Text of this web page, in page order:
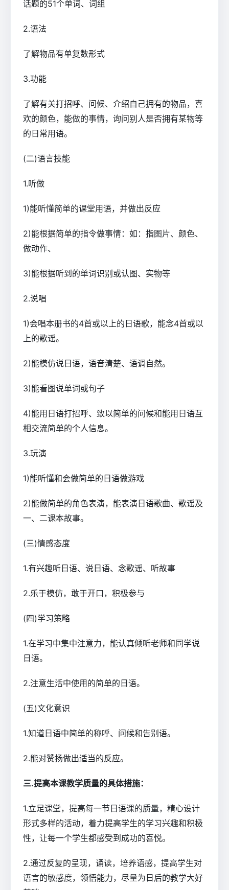
话题的51个单词、词组
2.语法
了解物品有单复数形式
3.功能
了解有关打招呼、问候、介绍自己拥有的物品，喜
欢的颜色，能做的事情，询问别人是否拥有某物等
的日常用语。
(二)语言技能
1.听做
1)能听懂简单的课堂用语，并做出反应
2)能根据简单的指令做事情：如：指图片、颜色、
做动作、
3)能根据听到的单词识别或认图、实物等
2.说唱
1)会唱本册书的4首或以上的日语歌，能念4首或以
上的歌谣。
2)能模仿说日语，语音清楚、语调自然。
3)能看图说单词或句子
4)能用日语打招呼、致以简单的问候和能用日语互
相交流简单的个人信息。
3.玩演
1)能听懂和会做简单的日语做游戏
2)能做简单的角色表演，能表演日语歌曲、歌谣及
一、二课本故事。
(三)情感态度
1.有兴趣听日语、说日语、念歌谣、听故事
2.乐于模仿，敢于开口，积极参与
(四)学习策略
1.在学习中集中注意力，能认真倾听老师和同学说
日语。
2.注意生活中使用的简单的日语。
(五)文化意识
1.知道日语中简单的称呼、问候和告别语。
2.能对赞扬做出适当的反应。
三.提高本课教学质量的具体措施：
1.立足课堂，提高每一节日语课的质量，精心设计
形式多样的活动，着力提高学生的学习兴趣和积极
性，让每一个学生都感受到成功的喜悦。
2.通过反复的呈现，诵读，培养语感，提高学生对
语言的敏感度，领悟能力，尽量为日后的教学大好